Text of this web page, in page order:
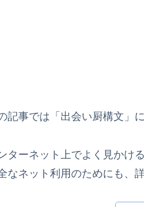
記事では「出会い厨構文」
ターネット上でよく見かけ
なネット利用のためにも、